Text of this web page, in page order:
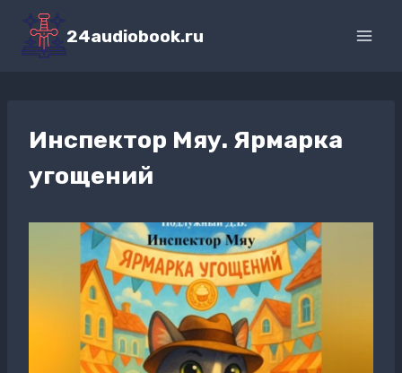
Перейти
содержимому
24audiobook.ru
Инспектор Мяу. Ярмарка
угощений